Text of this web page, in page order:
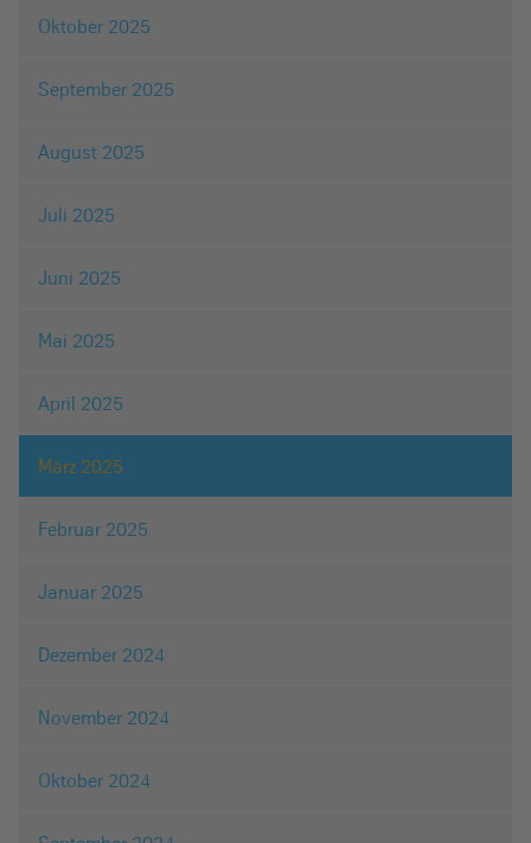
Oktober 2025
September 2025
August 2025
Juli 2025
Juni 2025
Mai 2025
April 2025
März 2025
Februar 2025
Januar 2025
Dezember 2024
November 2024
Oktober 2024